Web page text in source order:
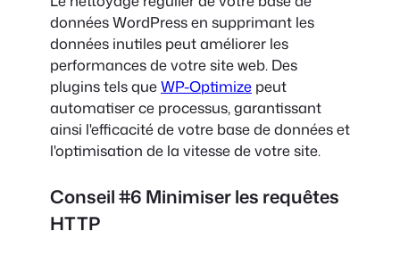
données WordPress en supprimant les
données inutiles peut améliorer les
performances de votre site web. Des
plugins tels queWP-Optimize peut
automatiser ce processus, garantissant
ainsi l'efficacité de votre base de données et
l'optimisation de la vitesse de votre site.
Conseil #6 Minimiser les requêtes
HTTP